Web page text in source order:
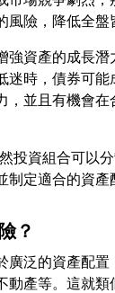
強資產的成長
迷時，債券可
投資組合可以
？
廣泛的資產配
動產等。這就